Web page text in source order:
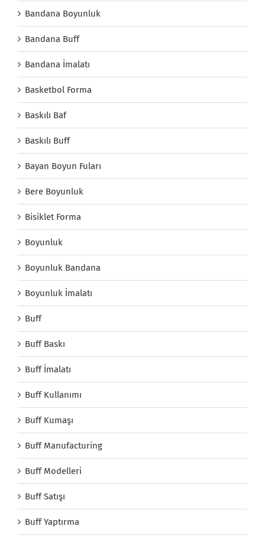
Bandana Boyunluk
Bandana Buff
Bandana İmalatı
Basketbol Forma
Baskılı Baf
Baskılı Buff
Bayan Boyun Fuları
Bere Boyunluk
Bisiklet Forma
Boyunluk
Boyunluk Bandana
Boyunluk İmalatı
Buff
Buff Baskı
Buff İmalatı
Buff Kullanımı
Buff Kumaşı
Buff Manufacturing
Buff Modelleri
Buff Satışı
Buff Yaptırma